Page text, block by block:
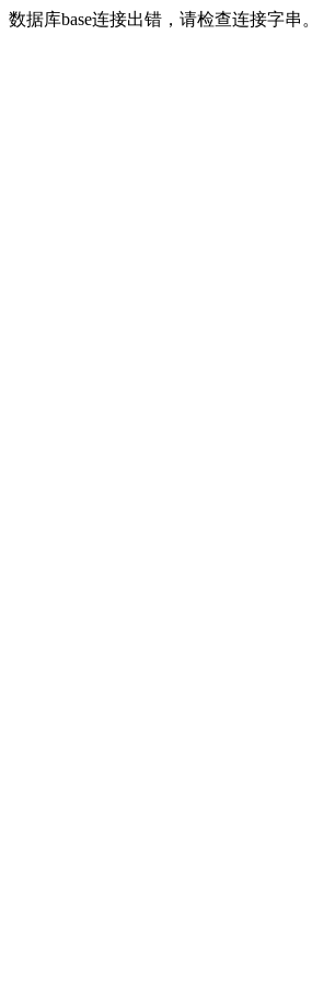
数据库base连接出错，请检查连接字串。